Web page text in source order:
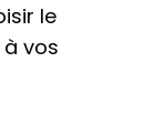
le
vos